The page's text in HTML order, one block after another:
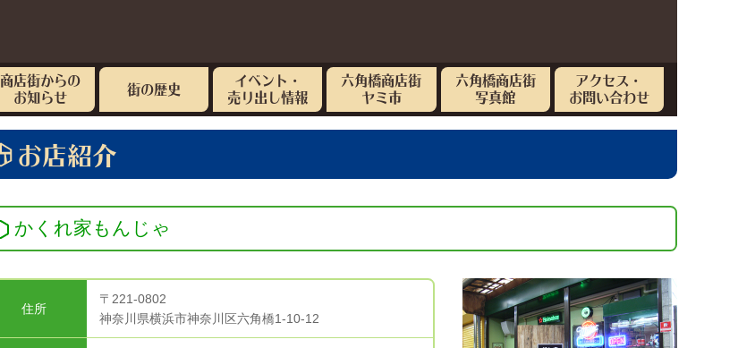
商店街からの
お知らせ 街の歴史 イベント・
売り出し情報
六角橋商店街
ヤミ市
六角橋商店街
写真館
アクセス・
お問い合わせ
お店紹介
かくれ家もんじゃ
住所
〒221-0802
神奈川県横浜市神奈川区六角橋1-10-12